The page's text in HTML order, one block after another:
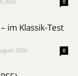
0
im Klassik-Test
2026 0